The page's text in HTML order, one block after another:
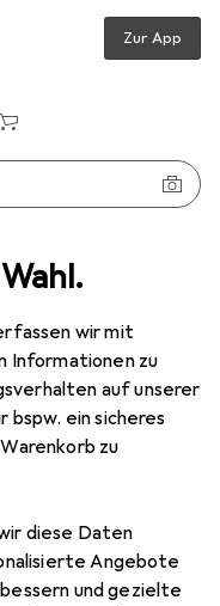
wir mit
Informationen zu
auf unserer
bspw. ein sicheres
zu
diese Daten
Angebote
und gezielte
Zur App
Corsair CP-8920252
von Corsair